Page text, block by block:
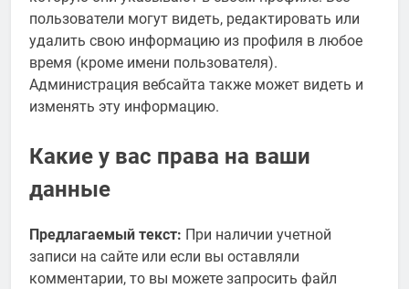
пользователи могут видеть, редактировать или
удалить свою информацию из профиля в любое
время (кроме имени пользователя).
Администрация вебсайта также может видеть и
изменять эту информацию.
Какие у вас права на ваши
данные
Предлагаемый текст: При наличии учетной
записи на сайте или если вы оставляли
комментарии, то вы можете запросить файл